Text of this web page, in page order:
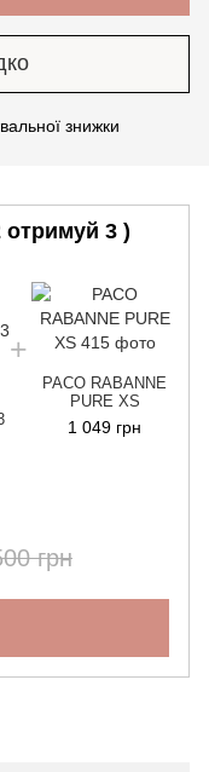
знижки
отримуй 3 )
PACO RABANNE
PURE XS
1 049 грн
грн